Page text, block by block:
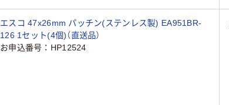
エスコ 47x26mm パッチン(ステンレス製) EA951BR-
126 1セット(4個)（直送品）
お申込番号
HP12524